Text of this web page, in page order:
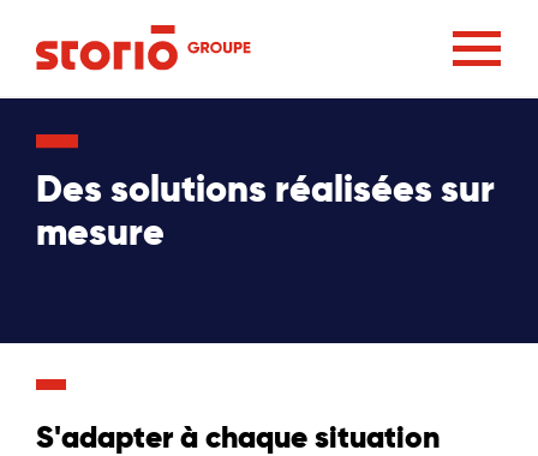
Des solutions réalisées sur
mesure
S'adapter à chaque situation